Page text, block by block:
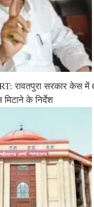
रावतपुरा सरकार केस में
मिटाने के निर्देश